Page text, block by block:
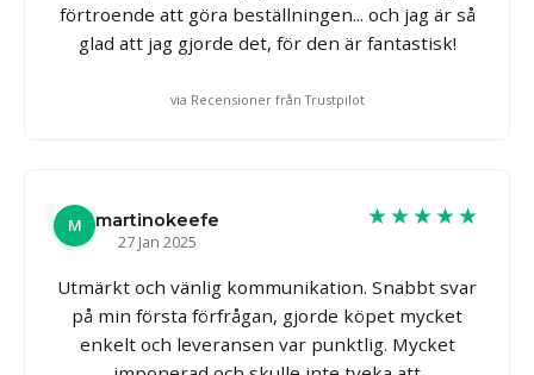
förtroende att göra beställningen... och jag är så
glad att jag gjorde det, för den är fantastisk!
via Recensioner från Trustpilot
M
martinokeefe
27 Jan 2025
★★★★★
Utmärkt och vänlig kommunikation. Snabbt svar
på min första förfrågan, gjorde köpet mycket
enkelt och leveransen var punktlig. Mycket